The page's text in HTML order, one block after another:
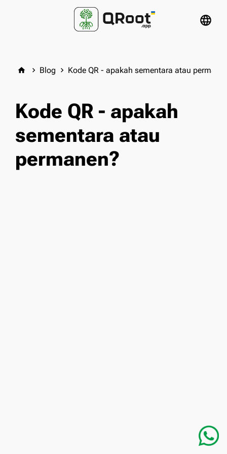
language
home keyboard_arrow_right Blog keyboard_arrow_right Kode QR - apakah sementara atau
Kode QR - apakah
sementara atau
permanen?